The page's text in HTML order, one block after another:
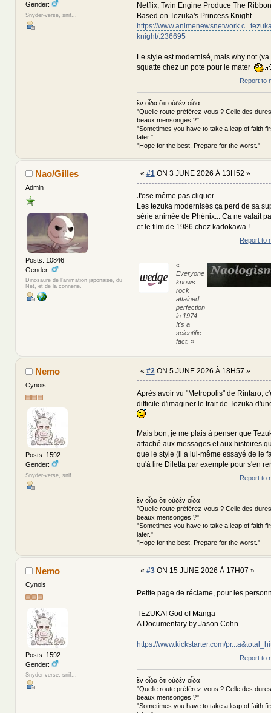
Gender:
Snyder-verse, snif...
Netflix, Twin Engine Produce The
Based on Tezuka's Princess Knight
https://
knight/.236695
Le style est modernisé, mais why not
squatte chez un pote pour le mater
Report to
ἕν οἶδα ὅτι οὐδὲν οἶδα
"Quelle route préférez-vous ? Celle des
beaux mensonges ?"
"Sometimes you have to take a leap of faith
later."
"Hope for the best. Prepare for the worst."
Nao/Gilles
Admin
Posts: 10846
Gender:
Dinosaure de l'animation japonaise, du
Net, et de la connerie.
« #1ON 3 JUNE 2026 À 13H52 »
J'ose même pas cliquer.
Les tezuka modernisés ça perd de sa
série animée de Phénix... Ca ne valait
et le film de 1986 chez kadokawa !
Report to
«
Everyone
knows
rock
attained
perfection
in 1974.
It's a
scientific
fact. »
Nemo
Cynois
Posts: 1592
Gender:
Snyder-verse, snif...
« #2 ON 5 JUNE 2026 À 18H57 »
Après avoir vu "Metropolis" de Rintaro,
difficile d'imaginer le trait de Tezuka
Mais bon, je me plais à penser que
attaché aux messages et aux histoires
que le style (il a lui-même essayé de le
qu'à lire Diletta par exemple pour s'en
Report to
ἕν οἶδα ὅτι οὐδὲν οἶδα
"Quelle route préférez-vous ? Celle des
beaux mensonges ?"
"Sometimes you have to take a leap of faith
later."
"Hope for the best. Prepare for the worst."
Nemo
Cynois
Posts: 1592
Gender:
Snyder-verse, snif...
« #3ON 15 JUNE 2026 À 17H07 »
Petite page de réclame, pour les
TEZUKA! God of Manga
A Documentary by Jason Cohn
https://www.kickstarter.com/
Report to
ἕν οἶδα ὅτι οὐδὲν οἶδα
"Quelle route préférez-vous ? Celle des
beaux mensonges ?"
"Sometimes you have to take a leap of faith